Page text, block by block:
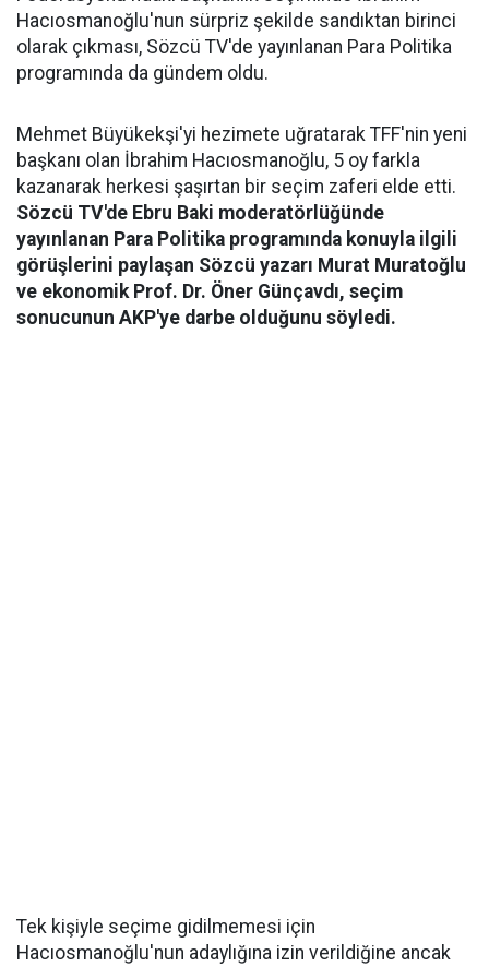
Hacıosmanoğlu'nun sürpriz şekilde sandıktan birinci
olarak çıkması, Sözcü TV'de yayınlanan Para Politika
programında da gündem oldu.
Mehmet Büyükekşi'yi hezimete uğratarak TFF'nin yeni
başkanı olan İbrahim Hacıosmanoğlu, 5 oy farkla
kazanarak herkesi şaşırtan bir seçim zaferi elde etti.
Sözcü TV'de Ebru Baki moderatörlüğünde
yayınlanan Para Politika programında konuyla ilgili
görüşlerini paylaşan Sözcü yazarı Murat Muratoğlu
ve ekonomik Prof. Dr. Öner Günçavdı, seçim
sonucunun AKP'ye darbe olduğunu söyledi.
Tek kişiyle seçime gidilmemesi için
Hacıosmanoğlu'nun adaylığına izin verildiğine ancak